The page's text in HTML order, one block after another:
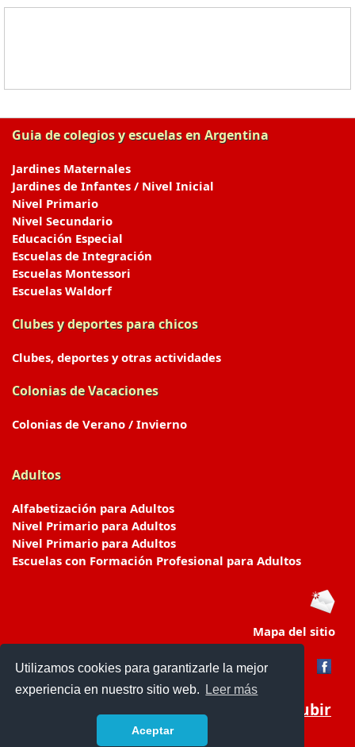
Utilizamos cookies para garantizarle la mejor
experiencia en nuestro sitio web.
Leer más
Aceptar
Guia de colegios y escuelas en Argentina
Jardines Maternales
Jardines de Infantes / Nivel Inicial
Nivel Primario
Nivel Secundario
Educación Especial
Escuelas de Integración
Escuelas Montessori
Escuelas Waldorf
Clubes y deportes para chicos
Clubes, deportes y otras actividades
Colonias de Vacaciones
Colonias de Verano / Invierno
Adultos
Alfabetización para Adultos
Nivel Primario para Adultos
Nivel Primario para Adultos
Escuelas con Formación Profesional para Adultos
Mapa del sitio
Subir